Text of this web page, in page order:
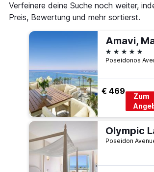
Verfeinere deine Suche noch weiter,
Preis, Bewertung und mehr sortierst.
5 Sterne
€ 469
Zum